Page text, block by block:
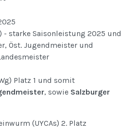
- starke Saisonleistung 2025 und
Öst. Jugendmeister und
Platz 1 und somit
, sowie Salzburger
(UYCAs) 2. Platz